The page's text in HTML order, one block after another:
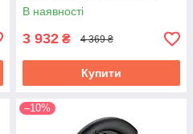
В наявності
3 932 ₴ 4 369 ₴
Купити
–10%